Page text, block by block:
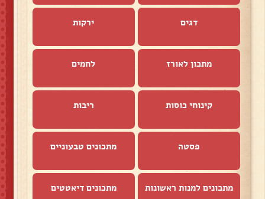
דגים ירקות
מתכון לאורז לחמים
קינוחי כוסות ריבות
פסטה מתכונים טבעוניים
מתכונים למנות ראשונות מתכונים דיאטטים